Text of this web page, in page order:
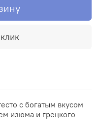
с богатым вкусом
изюма и грецкого